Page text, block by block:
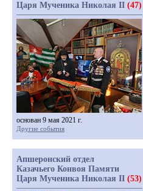
Царя Мученика Николая II (47)
основан 9 мая 2021 г.
Другие события
Апшеронский отдел
Казачьего Конвоя Памяти
Царя Мученика Николая II (53)